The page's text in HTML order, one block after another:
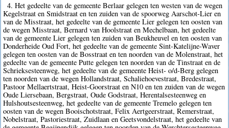
4. Het gedeelte van de gemeente Berlaar gelegen ten westen van de wegen
Kegelstraat en Smidstraat en ten zuiden van de spoorweg Aarschot-Lier en
van de Misstraat, het gedeelte van de gemeente Lier gelegen ten oosten van
de wegen Misstraat, Bernard van Hoolstraat en Mechelbaan, het gedeelte
van de gemeente Lier gelegen ten zuiden van Beukheuvel en ten oosten van
Donderheide Oud Fort, het gedeelte van de gemeente Sint-Katelijne-Waver
gelegen ten oosten van de Bosstraat en ten noorden van de Molenstraat, het
gedeelte van de gemeente Putte gelegen ten noorden van de Tinstraat en de
Schrieksesteenweg, het gedeelte van de gemeente Heist- o/d-Berg gelegen
ten noorden van de wegen Hollandstraat, Schaliehoevestraat, Bredestraat,
Pastoor Mellaertstraat, Heist-Goorstraat en N10 en ten zuiden van de wegen
Oude Liersebaan, Bergstraat, Oude Godstraat, Herentalsesteenweg en
Hulshoutsesteenweg, het gedeelte van de gemeente Tremelo gelegen ten
oosten van de wegen Booischotstraat, Felix Aertgeerstraat, Remerstraat,
Nobelstraat, Pastoriestraat, Zuidlaan en Geetsvondelstraat, het gedeelte van